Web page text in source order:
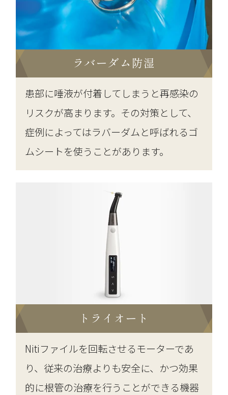
ラバーダム防湿
患部に唾液が付着してしまうと再感染の
リスクが高まります。その対策として、
症例によってはラバーダムと呼ばれるゴ
ムシートを使うことがあります。
トライオート
Nitiファイルを回転させるモーターであ
り、従来の治療よりも安全に、かつ効果
的に根管の治療を行うことができる機器